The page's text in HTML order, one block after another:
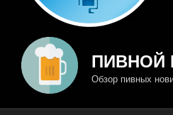
ПИВНОЙ
Обзор пивных